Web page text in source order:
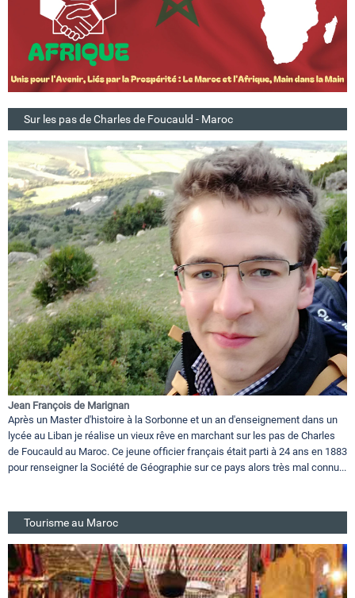
Sur les pas de Charles de Foucauld - Maroc
Jean François de Marignan
Après un Master d'histoire à la Sorbonne et un an d'enseignement dans un
lycée au Liban je réalise un vieux rêve en marchant sur les pas de Charles
de Foucauld au Maroc. Ce jeune officier français était parti à 24 ans en 1883
pour renseigner la Société de Géographie sur ce pays alors très mal connu...
Tourisme au Maroc